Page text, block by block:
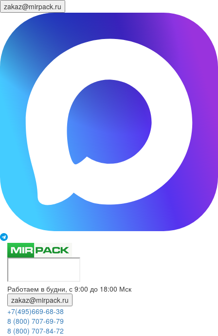
zakaz@mirpack.ru
Работаем в будни, с 9:00 до 18:00 Мск
zakaz@mirpack.ru
+7(495)669-68-38
8 (800) 707-69-79
8 (800) 707-84-72